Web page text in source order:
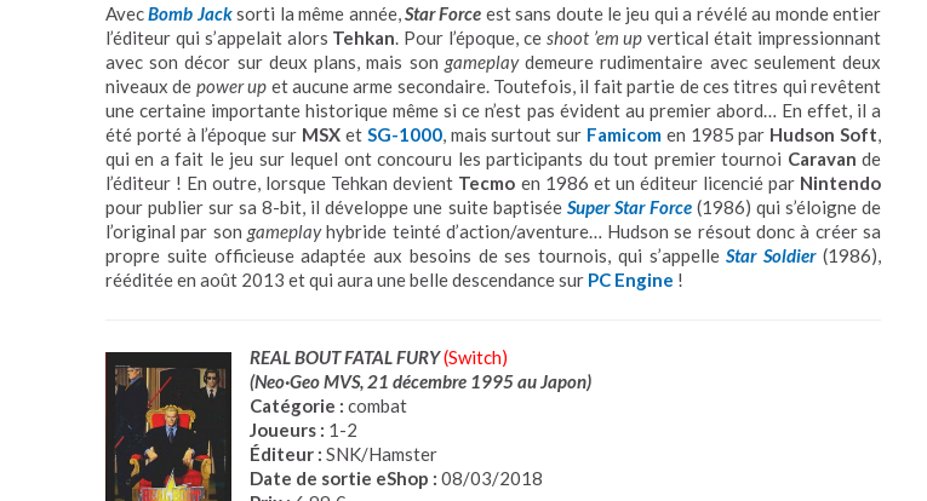
AvecBomb Jacksorti la même année,Star Force est sans doute le jeu qui a révélé au monde entier
l’éditeur qui s’appelait alors Tehkan. Pour l’époque, ce shoot ’em up vertical était impressionnant
avec son décor sur deux plans, mais son gameplaydemeure rudimentaire avec seulement deux
niveaux de power up et aucune arme secondaire. Toutefois, il fait partie de ces titres qui revêtent
une certaine importante historique même si ce n’est pas évident au premier abord… En effet, il a
été porté à l’époque sur MSX et SG-1000, mais surtout sur Famicomen 1985 par Hudson Soft,
qui en a fait le jeu sur lequel ont concouru les participants du tout premier tournoi Caravan de
l’éditeur ! En outre, lorsque Tehkan devient Tecmo en 1986 et un éditeur licencié par Nintendo
pour publier sur sa 8-bit, il développe une suite baptisée Super Star Force(1986) qui s’éloigne de
l’original par son gameplayhybride teinté d’action/aventure… Hudson se résout donc à créer sa
propre suite officieuse adaptée aux besoins de ses tournois, qui s’appelleStar Soldier(1986),
rééditée en août 2013 et qui aura une belle descendance sur PC Engine !
REAL BOUT FATAL FURY(Switch)
(Neo·Geo MVS, 21 décembre 1995 au Japon)
Catégorie : combat
Joueurs : 1-2
Éditeur : SNK/Hamster
Date de sortie eShop : 08/03/2018